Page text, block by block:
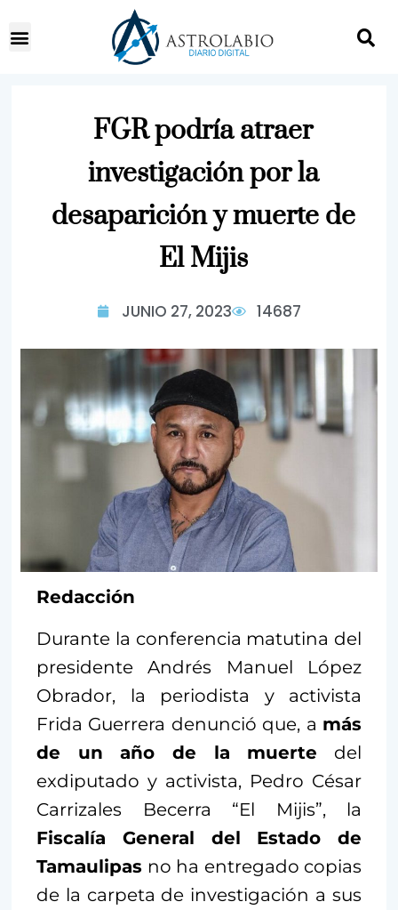
FGR podría atraer
investigación por la
desaparición y muerte de
El Mijis
JUNIO 27, 2023 14687
Redacción
Durante la conferencia matutina del
presidente Andrés Manuel López
Obrador, la periodista y activista
Frida Guerrera denunció que, a más
de un año de la muerte del
exdiputado y activista, Pedro César
Carrizales Becerra “El Mijis”, la
Fiscalía General del Estado de
Tamaulipas no ha entregado copias
de la carpeta de investigación a sus